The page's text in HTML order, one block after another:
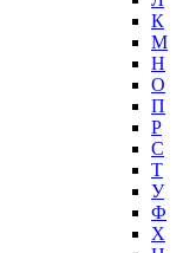
К
М
Н
О
П
Р
С
Т
У
Ф
Х